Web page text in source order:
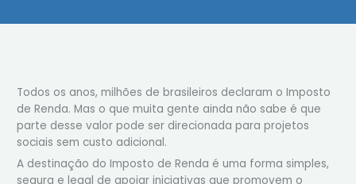
Todos os anos, milhões de brasileiros declaram o Imposto
de Renda. Mas o que muita gente ainda não sabe é que
parte desse valor pode ser direcionada para projetos
sociais sem custo adicional.
A destinação do Imposto de Renda é uma forma simples,
segura e legal de apoiar iniciativas que promovem o